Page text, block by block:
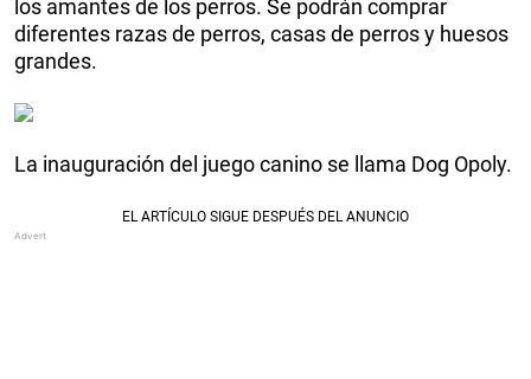
los amantes de los perros. Se podrán comprar
diferentes razas de perros, casas de perros y huesos
grandes.
La inauguración del juego canino se llama Dog Opoly.